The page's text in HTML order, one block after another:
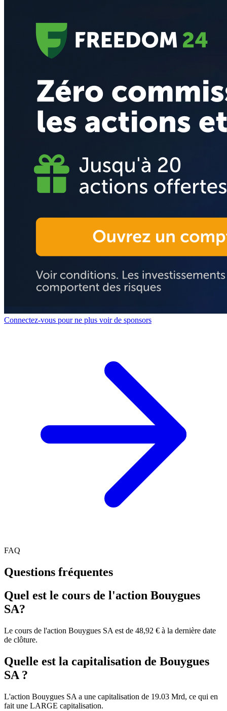
Connectez-vous pour ne plus voir de sponsors
FAQ
Questions fréquentes
Quel est le cours de l'action Bouygues
SA?
Le cours de l'action Bouygues SA est de 48,92 € à la dernière date
de clôture.
Quelle est la capitalisation de Bouygues
SA ?
L'action Bouygues SA a une capitalisation de 19.03 Mrd, ce qui en
fait une LARGE capitalisation.